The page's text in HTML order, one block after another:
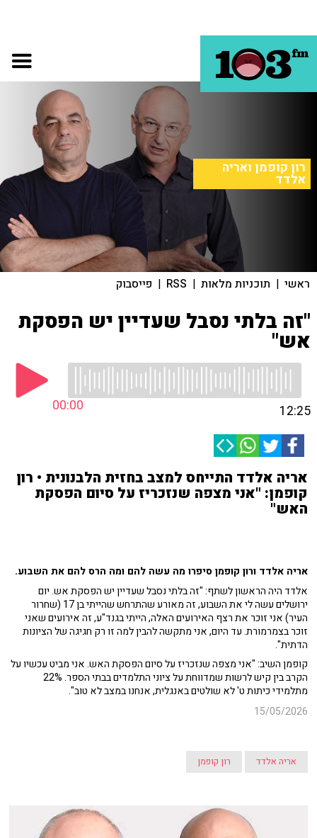
רון קופמן ואריה
אלדד
ראשי | תוכניות מלאות |
RSS
| פייסבוק
"זה בלתי נסבל שעדיין יש הפסקת
אש"
00:00 12:25
אריה אלדד התייחס למצב בחזית הלבנונית • רון
קופמן: "אני מצפה שנזכריז על סיום הפסקת
האש"
אריה אלדד ורון קופמן סיפרו מה עשה להם ומה הרס להם את השבוע.
אלדד היה הראשון לשתף: "זה בלתי נסבל שעדיין יש הפסקת אש. יום
ירושלים עשה לי את השבוע, זה מאורע שהתרחש שהייתי בן 17 (שחרור
העיר) אני זוכר את רצף האירועים האלה, הייתי בגנד"ע, זה אירועים שאני
זוכר בצמרמורת. עד היום, אני מתקשה להבין למה זו רק חגיגה של הציונות
הדתית".
קופמן השיב: "אני מצפה שנזכריז על סיום הפסקת האש. אני מביט עכשיו על
הקרב בין קיש לרשות שמדווחת על ציוני התלמדים בבתי הספר. 22%
מתלמידי כיתות ט' לא שולטים באנגלית, אנחנו במצב לא טוב".
15/05/2026
אריה אלדד רון קופמן